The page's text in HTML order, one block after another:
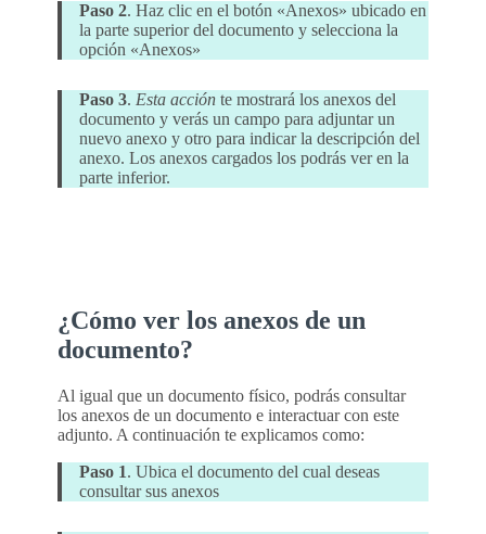
Paso 2. Haz clic en el botón «Anexos» ubicado en
la parte superior del documento y selecciona la
opción «Anexos»
Paso 3. Esta acción te mostrará los anexos del
documento y verás un campo para adjuntar un
nuevo anexo y otro para indicar la descripción del
anexo. Los anexos cargados los podrás ver en la
parte inferior.
¿Cómo ver los anexos de un
documento?
Al igual que un documento físico, podrás consultar
los anexos de un documento e interactuar con este
adjunto. A continuación te explicamos como:
Paso 1. Ubica el documento del cual deseas
consultar sus anexos